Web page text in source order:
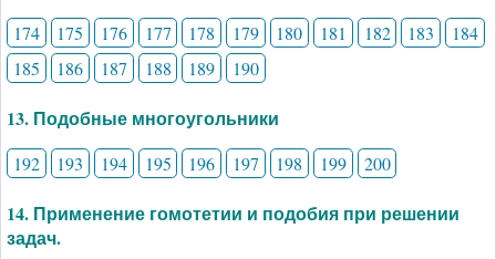
174 175 176 177 178 179 180 181 182 183
184
185
186 187 188 189 190
13. Подобные многоугольники
192 193 194 195 196 197 198 199 200
14. Применение гомотетии и подобия при решении
задач.